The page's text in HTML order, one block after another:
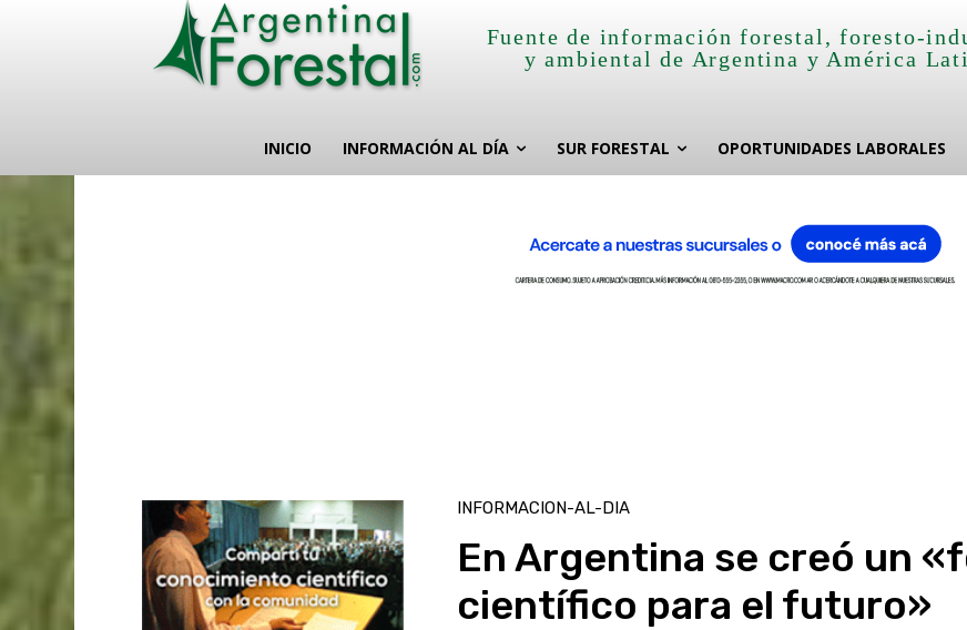
Fuente de información forestal, foresto-
y ambiental de Argentina y América
INICIO INFORMACIÓN AL DÍA SUR FORESTAL OPORTUNIDADES LABORALES
INFORMACION-AL-DIA
En Argentina se creó un
científico para el futuro»